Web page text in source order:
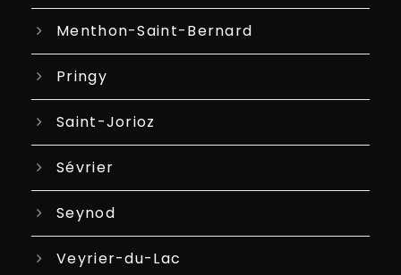
Menthon-Saint-Bernard
Pringy
Saint-Jorioz
Sévrier
Seynod
Veyrier-du-Lac